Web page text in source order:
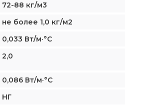
72-88 кг/м3
не более 1,0 кг/м2
0,033 Вт/м·°С
2,0
0,086 Вт/м·°С
НГ